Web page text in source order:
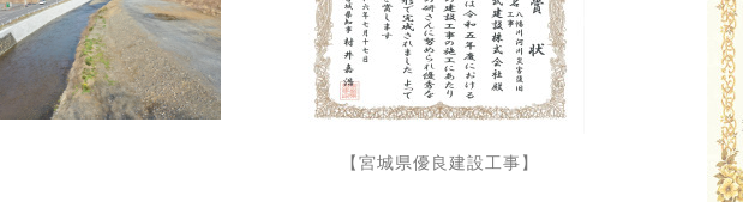
【宮城県優良建設工事】